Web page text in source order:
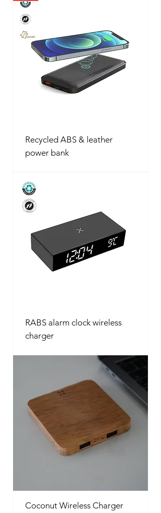
Recycled ABS & leather
power bank
RABS alarm clock wireless
charger
Coconut Wireless Charger